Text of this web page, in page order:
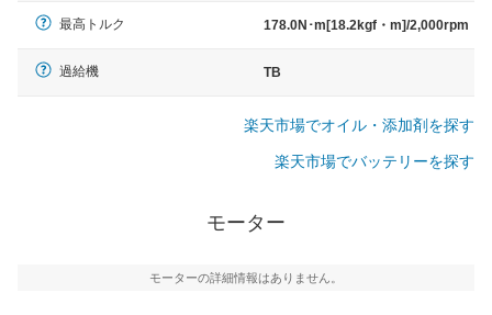
最高トルク 178.0N･m[18.2kgf・m]/2,000rpm
過給機 TB
楽天市場でオイル・添加剤を探す
楽天市場でバッテリーを探す
モーター
モーターの詳細情報はありません。